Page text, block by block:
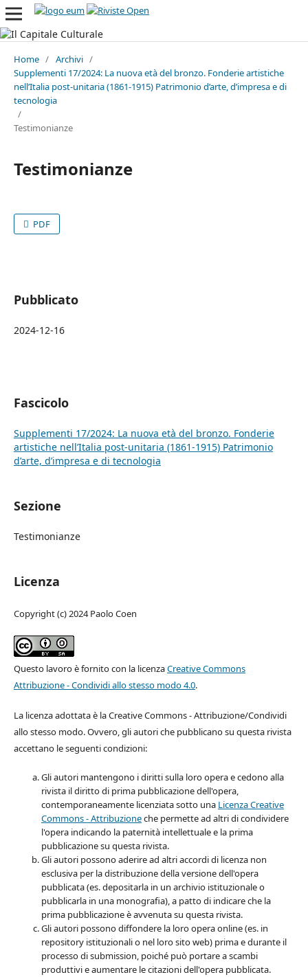
Home / Archivi /
Supplementi 17/2024: La nuova età del bronzo. Fonderie artistiche
nell’Italia post-unitaria (1861-1915) Patrimonio d’arte, d’impresa e di
tecnologia
/
Testimonianze
Testimonianze
PDF
Pubblicato
2024-12-16
Fascicolo
Supplementi 17/2024: La nuova età del bronzo. Fonderie
artistiche nell’Italia post-unitaria (1861-1915) Patrimonio
d’arte, d’impresa e di tecnologia
Sezione
Testimonianze
Licenza
Copyright (c) 2024 Paolo Coen
Questo lavoro è fornito con la licenzaCreative Commons
Attribuzione - Condividi allo stesso modo 4.0.
La licenza adottata è la Creative Commons - Attribuzione/Condividi
allo stesso modo. Ovvero, gli autori che pubblicano su questa rivista
accettano le seguenti condizioni:
Gli autori mantengono i diritti sulla loro opera e cedono alla
rivista il diritto di prima pubblicazione dell'opera,
contemporaneamente licenziata sotto una Licenza Creative
Commons - Attribuzioneche permette ad altri di condividere
l'opera indicando la paternità intellettuale e la prima
pubblicazione su questa rivista.
Gli autori possono aderire ad altri accordi di licenza non
esclusiva per la distribuzione della versione dell'opera
pubblicata (es. depositarla in un archivio istituzionale o
pubblicarla in una monografia), a patto di indicare che la
prima pubblicazione è avvenuta su questa rivista.
Gli autori possono diffondere la loro opera online (es. in
repository istituzionali o nel loro sito web) prima e durante il
processo di submission, poiché può portare a scambi
produttivi e aumentare le citazioni dell'opera pubblicata.